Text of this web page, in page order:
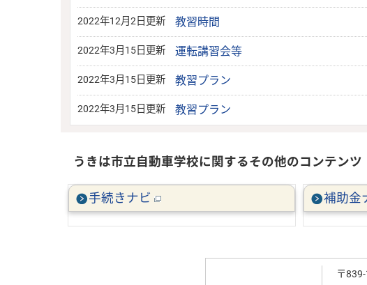
2022年12月2日更新 教習時間
2022年3月15日更新 運転講習会等
2022年3月15日更新 教習プラン
2022年3月15日更新 教習プラン
うきは市立自動車学校に関するその他のコンテンツ
手続きナビ 補助金
〒